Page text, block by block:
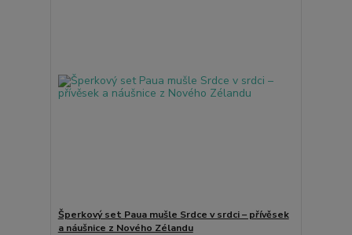
Šperkový set Paua mušle Srdce v srdci – přívěsek
a náušnice z Nového Zélandu